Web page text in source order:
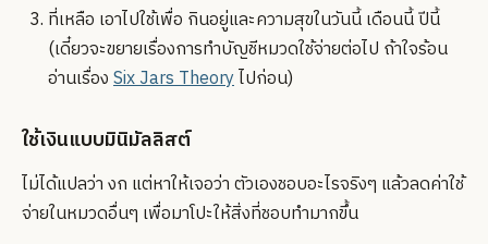
ที่เหลือ เอาไปใช้เพื่อ กินอยู่และความสุขในวันนี้ เดือนนี้ ปีนี้
(เดี๋ยวจะขยายเรื่องการทำบัญชีหมวดใช้จ่ายต่อไป ถ้าใจร้อน
อ่านเรื่อง Six Jars Theory ไปก่อน)
ใช้เงินแบบมินิมัลลิสต์
ไม่ได้แปลว่า งก แต่หาให้เจอว่า ตัวเองชอบอะไรจริงๆ แล้วลดค่าใช้
จ่ายในหมวดอื่นๆ เพื่อมาโปะให้สิ่งที่ชอบทำมากขึ้น